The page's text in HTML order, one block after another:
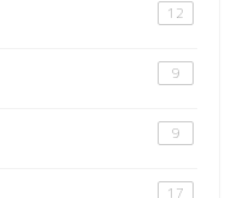
12
9
9
17